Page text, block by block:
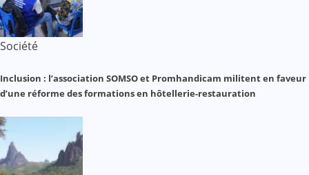
Société
Inclusion : l’association SOMSO et Promhandicam militent en faveur
d’une réforme des formations en hôtellerie-restauration